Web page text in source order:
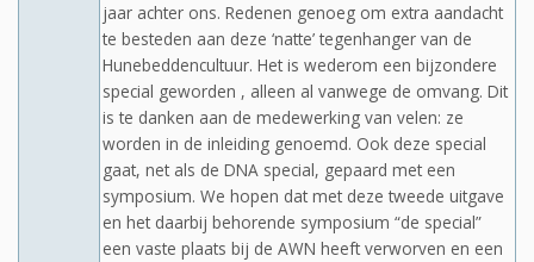
jaar achter ons. Redenen genoeg om extra aandacht
te besteden aan deze ‘natte’ tegenhanger van de
Hunebeddencultuur. Het is wederom een bijzondere
special geworden , alleen al vanwege de omvang. Dit
is te danken aan de medewerking van velen: ze
worden in de inleiding genoemd. Ook deze special
gaat, net als de DNA special, gepaard met een
symposium. We hopen dat met deze tweede uitgave
en het daarbij behorende symposium “de special”
een vaste plaats bij de AWN heeft verworven en een